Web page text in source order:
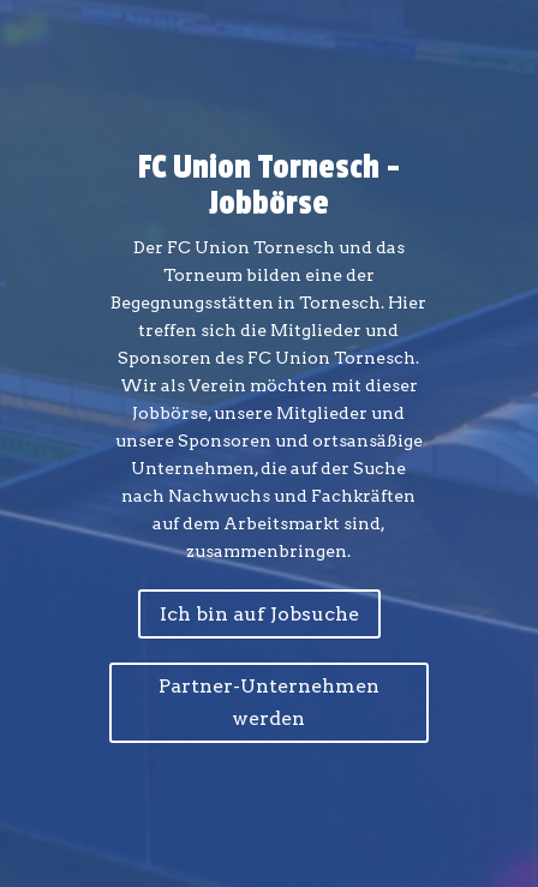
FC Union Tornesch -
Jobbörse
Der FC Union Tornesch und das
Torneum bilden eine der
Begegnungsstätten in Tornesch. Hier
treffen sich die Mitglieder und
Sponsoren des FC Union Tornesch.
Wir als Verein möchten mit dieser
Jobbörse, unsere Mitglieder und
unsere Sponsoren und ortsansäßige
Unternehmen, die auf der Suche
nach Nachwuchs und Fachkräften
auf dem Arbeitsmarkt sind,
zusammenbringen.
Ich bin auf Jobsuche
Partner-Unternehmen
werden